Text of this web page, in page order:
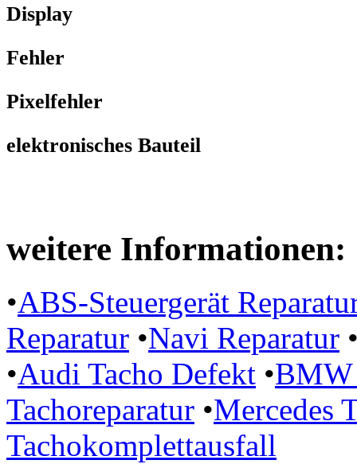
Display
Fehler
Pixelfehler
elektronisches Bauteil
weitere Informationen:
•ABS-Steuergerät
Reparatur •Navi Reparatur
•Audi Tacho Defekt •BMW
Tachoreparatur •Mercedes
Tachokomplettausfall